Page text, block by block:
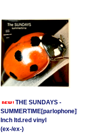
THE SUNDAYS -
Inch ltd.red vinyl
(ex-/ex-)